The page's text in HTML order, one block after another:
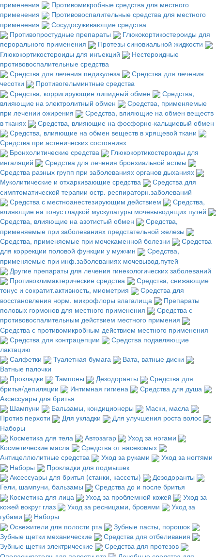
применения
Противомикробные средства для местного
применения
Противовоспалительные средства для местного
применения
Сосудосуживающие средства
Противопростудные препараты
Глюкокортикостероиды для
перорального применения
Протезы синовиальной жидкости
Глюкокортикостероиды для инъекций
Нестероидные
противовоспалительные средства
Средства для лечения педикулеза
Средства для лечения
чесотки
Противогельминтные средства
Средства, корригирующие липидный обмен
Средства,
влияющие на электролитный обмен
Средства, применяемые
при лечении ожирения
Средства, влияющие на обмен веществ
в тканях
Средства, влияющие на фосфорно-кальциевый обмен
Средства, влияющие на обмен веществ в хрящевой ткани
Средства при астенических состояниях
Бронхолитические средства
Глюкокортикостероиды для
ингаляций
Средства для лечения бронхиальной астмы
Средства разных групп при заболеваниях органов дыханиях
Муколитические и отхаркивающие средства
Средства для
симптоматической терапии остр. респираторн.заболеваний
Средства с местноанестезирующим действием
Средства,
влияющие на тонус гладкой мускулатуры мочевыводящих путей
Средства, влияющие на азотистый обмен
Средства,
применяемые при заболеваниях предстательной железы
Средства, применяемые при мочекаменной болезни
Средства
для коррекции половой функции у мужчин
Средства,
применяемые при инф.заболеваниях мочевывод.путей
Другие препараты для лечения гинекологических заболеваний
Противоклимактерические средства
Средства, снижающие
тонус и сократит.активность, миометрия
Средства для
восстановления норм. микрофлоры влагалища
Препараты
половых гормонов для местного применения
Средства с
противовоспалительным действием местного примения
Средства с противомикробным действием местного применения
Средства для контрацепции
Средства подавляющие
лактацию
Салфетки
Туалетная бумага
Вата, ватные диски
Ватные палочки
Прокладки
Тампоны Дезодоранты
Средства для
бритья/депиляции
Интимная гигиена
Средства для душа
Аксессуары для бритья
Шампуни
Бальзамы, кондиционеры
Маски, масла
Против перхоти
Для укладки
Для улучшения роста волос
Наборы
Косметика для тела
Автозагар
Уход за ногами
Косметические масла
Средства от насекомых
Антицеллюлитные средства
Уход за руками
Уход за ногтями
Наборы
Прокладки для подмышек
Аксессуары для бритья (станки, кассеты)
Дезодоранты
Гели, шампуни, бальзамы
Средства до и после бритья
Косметика для лица
Уход за проблемной кожей
Уход за
кожей вокруг глаз
Уход за ресницами, бровями
Уход за
губами
Наборы
Освежители для полости рта
Зубные пасты, порошок
Зубные щетки механические
Средства для отбеливания
Зубные щетки электрические
Средства для протезов